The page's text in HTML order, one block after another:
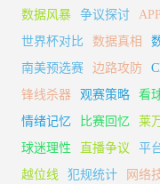
数据风暴
争议探讨
世界杯对比
数据真相
南美预选赛
边路攻防
锋线杀器
观赛策略 看
情绪记忆
比赛回忆 莱
球迷理性
直播争议 平
越位线
犯规统计 网络